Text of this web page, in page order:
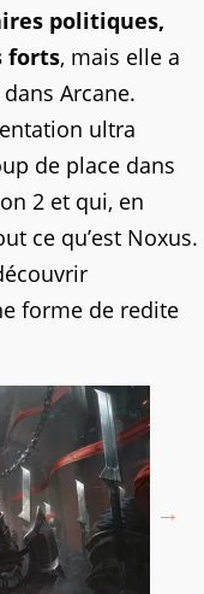
politiques,
forts, mais elle a
Arcane.
ultra
de place dans
2 et qui, en
ce qu’est Noxus.
forme de redite